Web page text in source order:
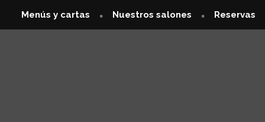
Menús y cartas Nuestros salones Reservas